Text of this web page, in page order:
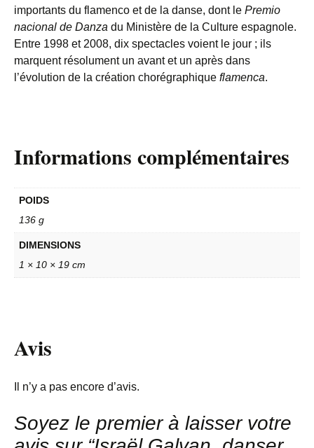
importants du flamenco et de la danse, dont le Premio
nacional de Danza du Ministère de la Culture espagnole.
Entre 1998 et 2008, dix spectacles voient le jour ; ils
marquent résolument un avant et un après dans
l’évolution de la création chorégraphique flamenca.
Informations complémentaires
POIDS
136 g
DIMENSIONS
1 × 10 × 19 cm
Avis
Il n’y a pas encore d’avis.
Soyez le premier à laisser votre